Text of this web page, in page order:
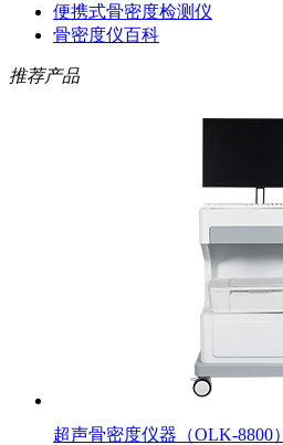
便携式骨密度检测仪
骨密度仪百科
推荐产品
超声骨密度仪器（OLK-8800）